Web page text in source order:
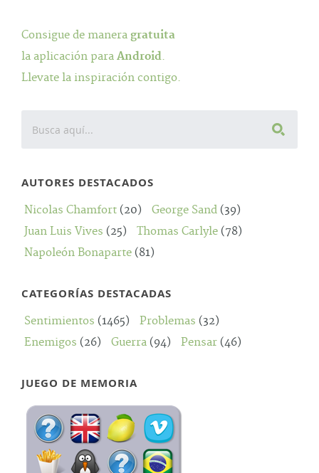
Consigue de manera gratuita
la aplicación para Android.
Llevate la inspiración contigo.
AUTORES DESTACADOS
Nicolas Chamfort (20) George Sand (39)
Juan Luis Vives (25) Thomas Carlyle (78)
Napoleón Bonaparte (81)
CATEGORÍAS DESTACADAS
Sentimientos (1465) Problemas (32)
Enemigos (26) Guerra (94) Pensar (46)
JUEGO DE MEMORIA